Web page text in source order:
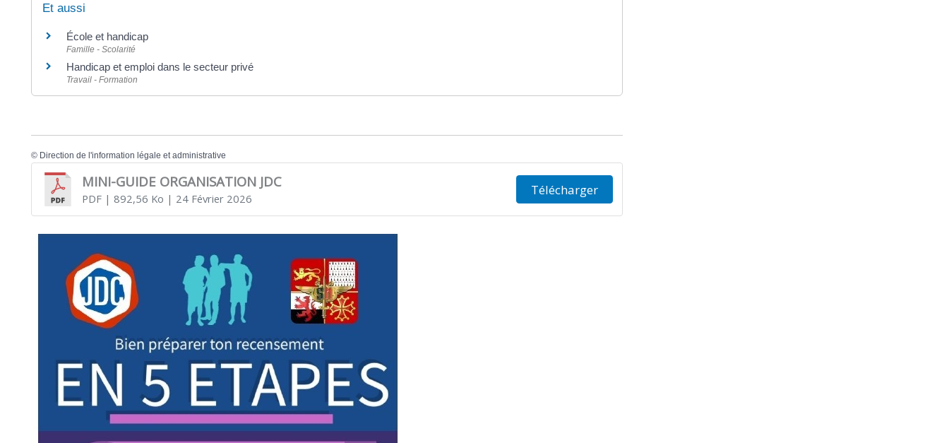
Et aussi
École et handicap
Famille - Scolarité
Handicap et emploi dans le secteur privé
Travail - Formation
© Direction de l'information légale et administrative
MINI-GUIDE ORGANISATION JDC
PDF| 892,56 Ko | 24 Février 2026
Télécharger